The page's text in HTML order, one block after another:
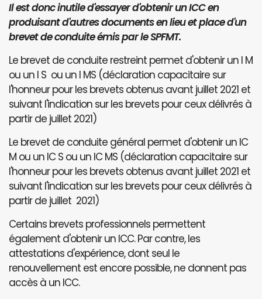
Il est donc inutile d'essayer d'obtenir un ICC en
produisant d'autres documents en lieu et place d'un
brevet de conduite émis par le SPFMT.
Le brevet de conduite restreint permet d'obtenir un I M
ou un I S ou un I MS (déclaration capacitaire sur
l'honneur pour les brevets obtenus avant juillet 2021 et
suivant l'indication sur les brevets pour ceux délivrés à
partir de juillet 2021)
Le brevet de conduite général permet d'obtenir un IC
M ou un IC S ou un IC MS (déclaration capacitaire sur
l'honneur pour les brevets obtenus avant juillet 2021 et
suivant l'indication sur les brevets pour ceux délivrés à
partir de juillet 2021)
Certains brevets professionnels permettent
également d'obtenir un ICC. Par contre, les
attestations d'expérience, dont seul le
renouvellement est encore possible, ne donnent pas
accès à un ICC.